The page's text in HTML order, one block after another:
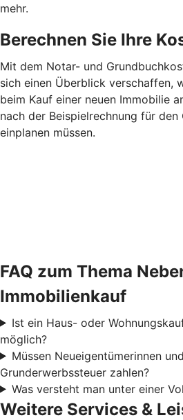
mehr.
Berechnen Sie Ihre
Mit dem Notar- und
sich einen Überblick verschaffen,
beim Kauf einer neuen Immobilie
nach der Beispielrechnung für den
einplanen müssen.
FAQ zum Thema
Immobilienkauf
Ist ein Haus- oder
möglich?
Müssen Neueigentümerinnen
Grunderwerbssteuer zahlen?
Was versteht man unter einer
Weitere Services &